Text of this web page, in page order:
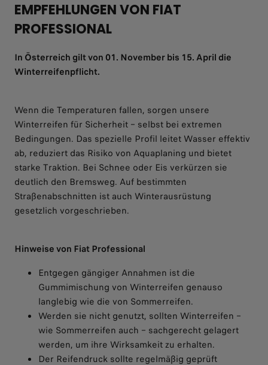
EMPFEHLUNGEN VON FIAT
PROFESSIONAL
In Österreich gilt von 01. November bis 15. April die
Winterreifenpflicht.
Wenn die Temperaturen fallen, sorgen unsere
Winterreifen für Sicherheit – selbst bei extremen
Bedingungen. Das spezielle Profil leitet Wasser effektiv
ab, reduziert das Risiko von Aquaplaning und bietet
starke Traktion. Bei Schnee oder Eis verkürzen sie
deutlich den Bremsweg. Auf bestimmten
Straßenabschnitten ist auch Winterausrüstung
gesetzlich vorgeschrieben.
Hinweise von Fiat Professional
Entgegen gängiger Annahmen ist die
Gummimischung von Winterreifen genauso
langlebig wie die von Sommerreifen.
Werden sie nicht genutzt, sollten Winterreifen –
wie Sommerreifen auch – sachgerecht gelagert
werden, um ihre Wirksamkeit zu erhalten.
Der Reifendruck sollte regelmäßig geprüft